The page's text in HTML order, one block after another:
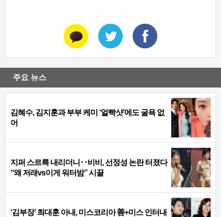
주요 뉴스
김혜수, 김지훈과 부부 케미 ‘얼빡샷’에도 굴욕 없
어
지퍼 스르륵 내리더니‥비비, 선정성 논란 터졌다
“왜 저래vs이게 워터밤” 시끌
‘김부장’ 최대훈 아내, 미스코리아 善+미스 인터내